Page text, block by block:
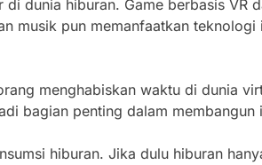
dunia hiburan. Game berbasis VR
musik pun memanfaatkan
menghabiskan waktu di dunia
bagian penting dalam
hiburan. Jika dulu hiburan